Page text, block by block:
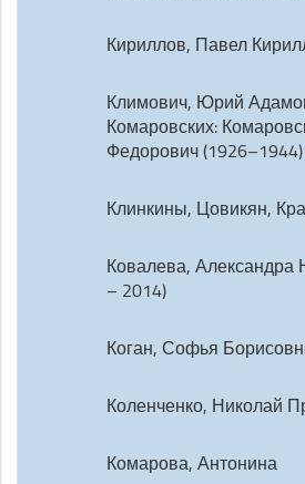
Кириллов, Павел
Климович, Юрий
Комаровских:
Федорович
Клинкины, Цовикян,
Ковалева, Александра
– 2014)
Коган, Софья
Коленченко, Николай
Комарова, Антонина